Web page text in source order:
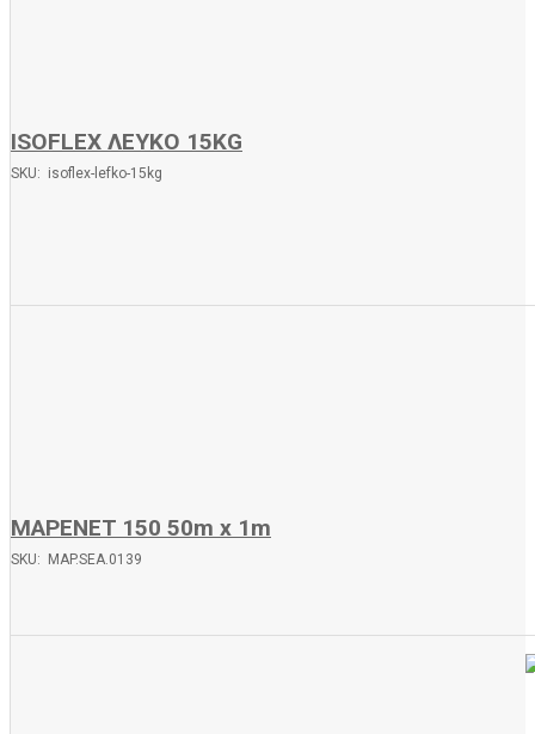
ISOFLEX ΛΕΥΚΟ 15KG
SKU: isoflex-lefko-15kg
MAPENET 150 50m x 1m
SKU: MAP.SEA.0139